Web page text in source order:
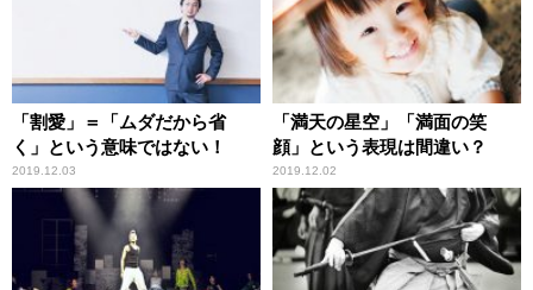
「割愛」＝「ムダだから省
く」という意味ではない！
2019.12.03
「満天の星空」「満面の笑
顔」という表現は間違い？
2019.12.02